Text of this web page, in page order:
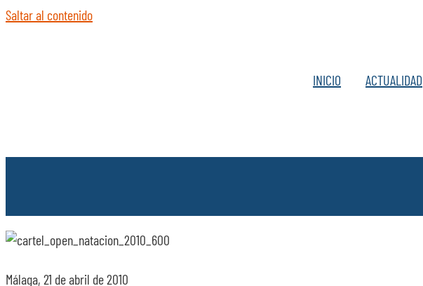
Saltar al contenido
INICIO ACTUALIDAD
Málaga, 21 de abril de 2010